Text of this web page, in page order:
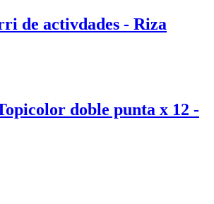
de activdades - Riza
doble punta x 12 -